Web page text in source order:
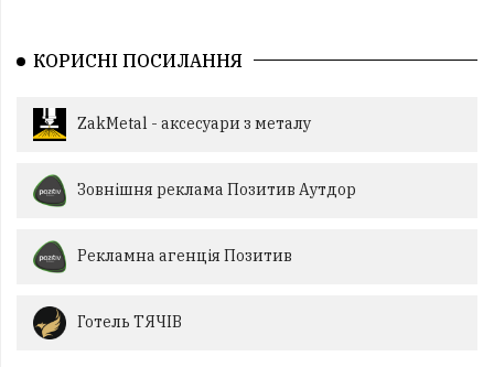
КОРИСНІ ПОСИЛАННЯ
ZakMetal - аксесуари з металу
Зовнішня реклама Позитив Аутдор
Рекламна агенція Позитив
Готель ТЯЧІВ